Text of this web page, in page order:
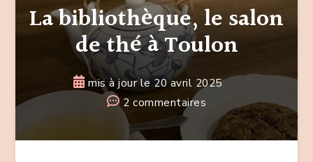
La bibliothèque, le salon
de thé à Toulon
mis à jour le20 avril 2025
2 commentaires
La
bibliothèque,